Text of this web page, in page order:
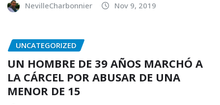
NevilleCharbonnier Nov 9, 2019
UNCATEGORIZED
UN HOMBRE DE 39 AÑOS MARCHÓ A
LA CÁRCEL POR ABUSAR DE UNA
MENOR DE 15